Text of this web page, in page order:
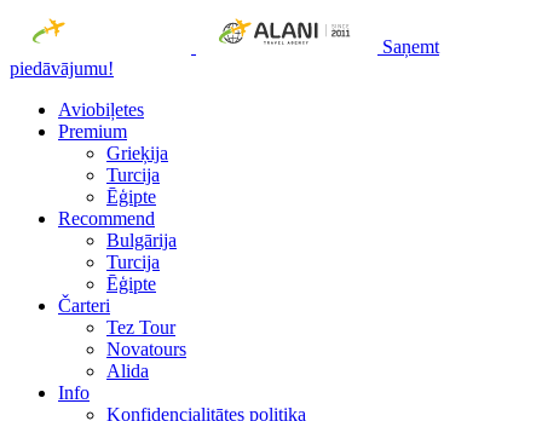
Saņemt
piedāvājumu!
Aviobiļetes
Premium
Grieķija
Turcija
Ēģipte
Recommend
Bulgārija
Turcija
Ēģipte
Čarteri
Tez Tour
Novatours
Alida
Info
Konfidencialitātes politika